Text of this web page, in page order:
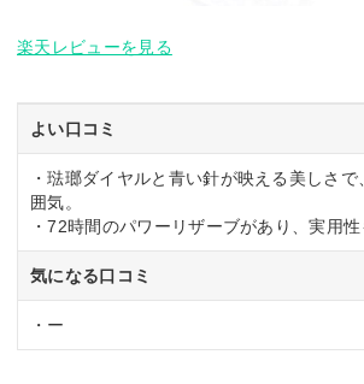
楽天レビューを見る
よい口コミ
・琺瑯ダイヤルと青い針が映える美しさ
囲気。
・72時間のパワーリザーブがあり、実用性
気になる口コミ
・ー